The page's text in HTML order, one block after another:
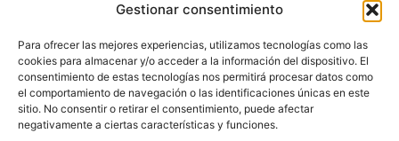
Gestionar consentimiento
Para ofrecer las mejores experiencias, utilizamos tecnologías como las
cookies para almacenar y/o acceder a la información del dispositivo. El
consentimiento de estas tecnologías nos permitirá procesar datos como
el comportamiento de navegación o las identificaciones únicas en este
sitio. No consentir o retirar el consentimiento, puede afectar
negativamente a ciertas características y funciones.
Agenda
Blog
Contacto